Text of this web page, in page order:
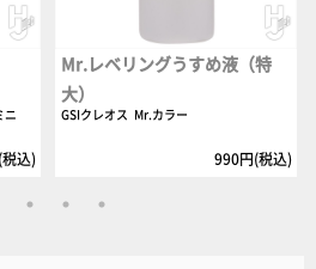
ニ
込)
Mr.レベリングうすめ液（特
大）
GSIクレオス Mr.カラー
990円(税込)